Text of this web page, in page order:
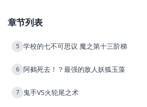
章节列表
5 学校的七不可思议 魔之第十三阶梯
6 阿鵺死去！？最强的敌人妖狐玉藻
7 鬼手VS火轮尾之术